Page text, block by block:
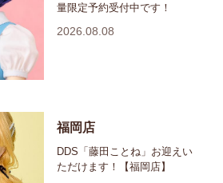
量限定予約受付中です！
2026.08.08
福岡店
DDS「藤田ことね」お迎えい
ただけます！【福岡店】